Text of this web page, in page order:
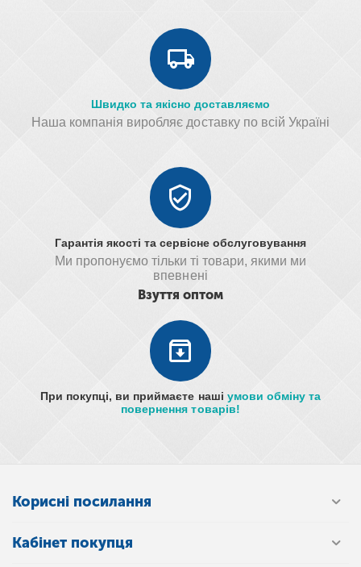
Швидко та якісно доставляємо
Наша компанія виробляє доставку по всій Україні
Гарантія якості та сервісне обслуговування
Ми пропонуємо тільки ті товари, якими ми
впевнені
Взуття оптом
При покупці, ви приймаєте наші умови обміну та
повернення товарів!
Корисні посилання
Кабінет покупця